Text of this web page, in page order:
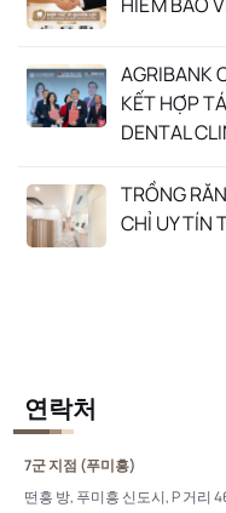
AGRIBANK
KẾT HỢP
DENTAL
TRỒNG
CHỈ UY TÍN
연락처
7군 지점 (푸미흥)
떤흥 방, 푸미흥 신도시, P 거리